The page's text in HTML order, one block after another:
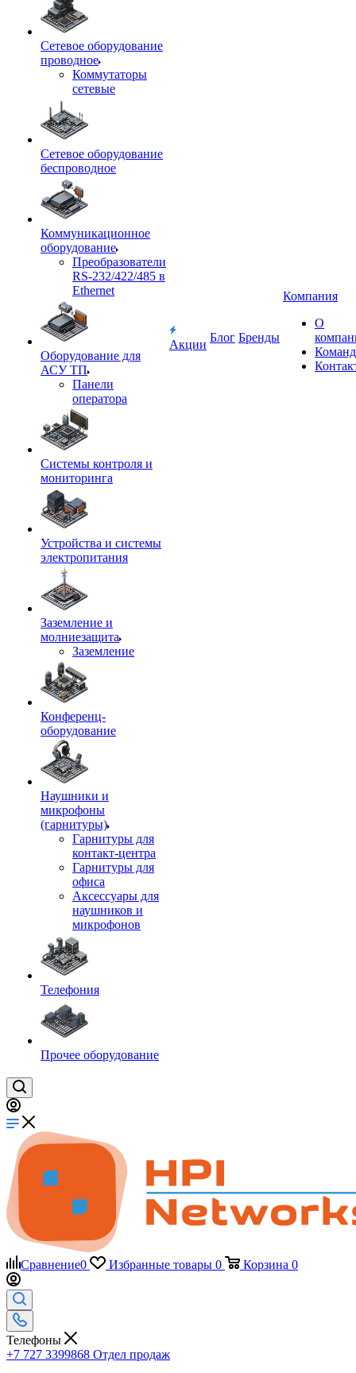
Сетевое оборудование
проводное
Коммутаторы
сетевые
Сетевое оборудование
беспроводное
Коммуникационное
оборудование
Преобразователи
RS-232/422/485 в
Ethernet
Оборудование для
АСУ ТП
Панели
оператора
Системы контроля и
мониторинга
Устройства и системы
электропитания
Заземление и
молниезащита
Заземление
Конференц-
оборудование
Наушники и
микрофоны
(гарнитуры)
Гарнитуры для
контакт-центра
Гарнитуры для
офиса
Аксессуары для
наушников и
микрофонов
Телефония
Прочее оборудование
Акции
Блог Бренды
Компания
О
Сравнение0 Избранные товары 0 Корзина 0
Телефоны
+7 727 3399868 Отдел продаж